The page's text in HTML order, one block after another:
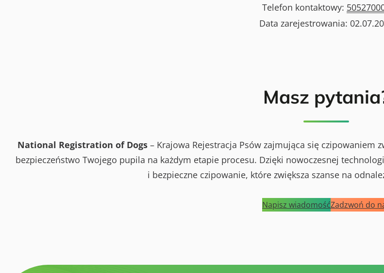
Telefon kontaktowy:
Data zarejestrowania:
Masz
National Registration of Dogs – Krajowa Rejestracja Psów zajmująca się czipowaniem
bezpieczeństwo Twojego pupila na każdym etapie procesu. Dzięki nowoczesnej
i bezpieczne czipowanie, które zwiększa szanse na
Napisz wiadomośćZadzwoń do